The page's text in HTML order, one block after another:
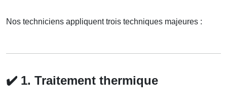
Nos techniciens appliquent trois techniques majeures :
✔️ 1. Traitement thermique